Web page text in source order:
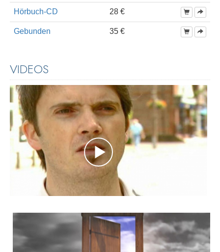
Hörbuch-CD 28 €
Gebunden 35 €
VIDEOS